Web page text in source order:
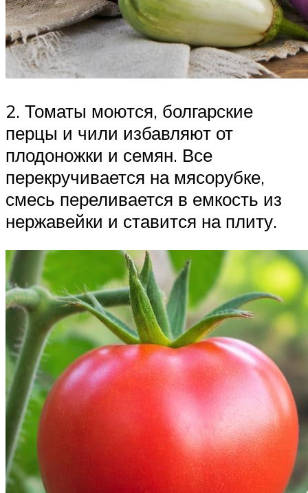
2. Томаты моются, болгарские
перцы и чили избавляют от
плодоножки и семян. Все
перекручивается на мясорубке,
смесь переливается в емкость из
нержавейки и ставится на плиту.